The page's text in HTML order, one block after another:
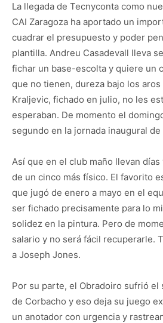
La llegada de Tecnyconta como
CAI Zaragoza ha aportado un
cuadrar el presupuesto y poder
plantilla. Andreu Casadevall lleva
fichar un base-escolta y quiere un
que no tienen, dureza bajo los
Kraljevic, fichado en julio, no les
esperaban. De momento el
segundo en la jornada inaugural de
Así que en el club maño llevan
de un cinco más físico. El favorito
que jugó de enero a mayo en el
ser fichado precisamente para lo
solidez en la pintura. Pero de
salario y no será fácil recuperarle.
a Joseph Jones.
Por su parte, el Obradoiro sufrió el
de Corbacho y eso deja su juego
un anotador con urgencia y